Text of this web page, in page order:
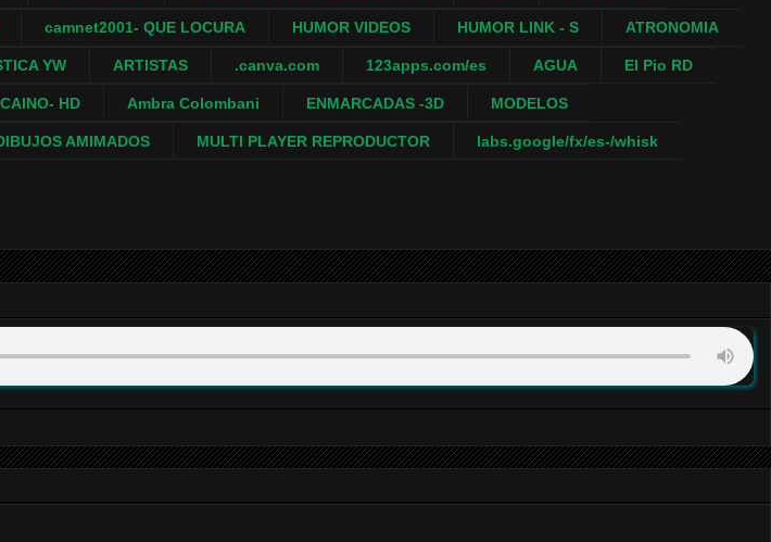
camnet2001- QUE LOCURA HUMOR VIDEOS HUMOR LINK - S ATRONOMIA
YW ARTISTAS .canva.com 123apps.com/es AGUA El Pio RD
HD Ambra Colombani ENMARCADAS -3D MODELOS
AMIMADOS MULTI PLAYER REPRODUCTOR labs.google/fx/es-/whisk